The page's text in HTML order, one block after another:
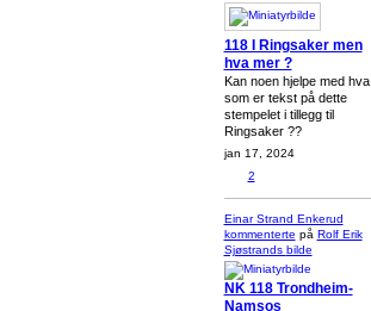
118 I Ringsaker men
hva mer ?
Kan noen hjelpe med hva
som er tekst på dette
stempelet i tillegg til
Ringsaker ??
jan 17, 2024
2
Einar Strand Enkerud
kommenterte på Rolf Erik
Sjøstrands bilde
NK 118 Trondheim-
Namsos